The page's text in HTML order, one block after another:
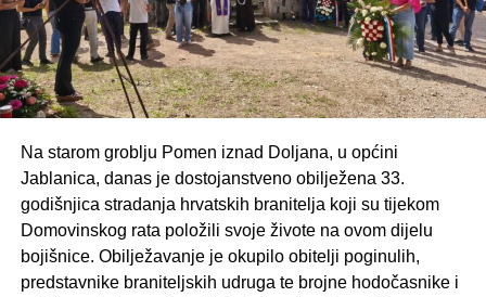
Na starom groblju Pomen iznad Doljana, u općini
Jablanica, danas je dostojanstveno obilježena 33.
godišnjica stradanja hrvatskih branitelja koji su tijekom
Domovinskog rata položili svoje živote na ovom dijelu
bojišnice. Obilježavanje je okupilo obitelji poginulih,
predstavnike braniteljskih udruga te brojne hodočasnike i